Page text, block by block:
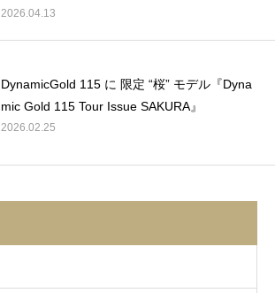
2026.04.13
DynamicGold 115 に 限定 “桜” モデル『Dyna
mic Gold 115 Tour Issue SAKURA』
2026.02.25